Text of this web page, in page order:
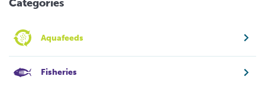
Categories
Aquafeeds
Fisheries